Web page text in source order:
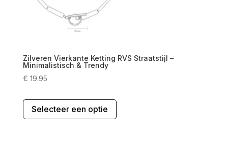
Zilveren Vierkante Ketting RVS Straatstijl –
Minimalistisch & Trendy
€ 19.95
Selecteer een optie
heeft